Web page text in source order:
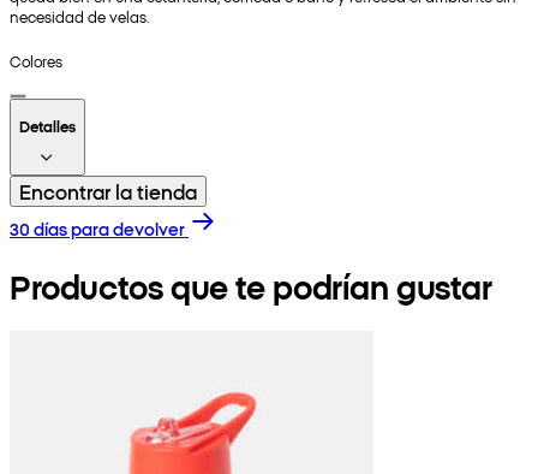
necesidad de velas.
Colores
Detalles
Encontrar la tienda
30 días para devolver
Productos que te podrían gustar